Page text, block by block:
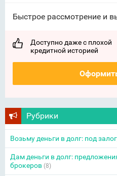
Быстрое рассмотрение и
Доступно даже с плохой
кредитной историей
Рубрики
Возьму деньги в долг: под
Дам деньги в долг:
брокеров (8)